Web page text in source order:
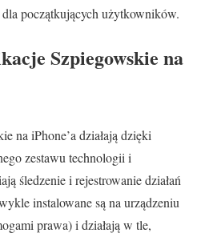
początkujących użytkowników.
Szpiegowskie na
na iPhone’a działają dzięki
zestawu technologii i
śledzenie i rejestrowanie działań
instalowane są na urządzeniu
prawa) i działają w tle,